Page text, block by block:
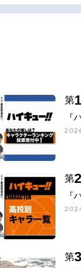
スライムだった件 第4
第1
『
第2
『
第3